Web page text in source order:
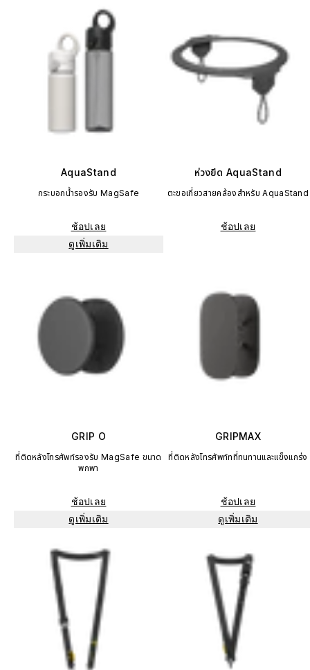
AquaStand
กระบอกน้ำรองรับ MagSafe
ช้อปเลย
ดูเพิ่มเติม
ห่วงยึด AquaStand
ตะขอเกี่ยวสายคล้องสำหรับ AquaStand
ช้อปเลย
GRIP O
ที่ติดหลังโทรศัพท์รองรับ MagSafe ขนาด
พกพา
ช้อปเลย
ดูเพิ่มเติม
GRIPMAX
ที่ติดหลังโทรศัพท์ทที่ทนทานและแข็งแกร่ง
ช้อปเลย
ดูเพิ่มเติม